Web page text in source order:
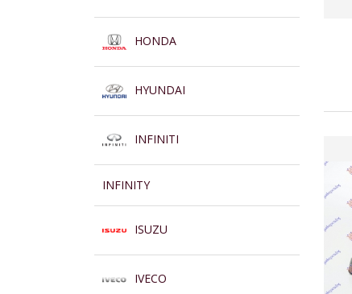
HONDA
HYUNDAI
INFINITI
INFINITY
ISUZU
IVECO